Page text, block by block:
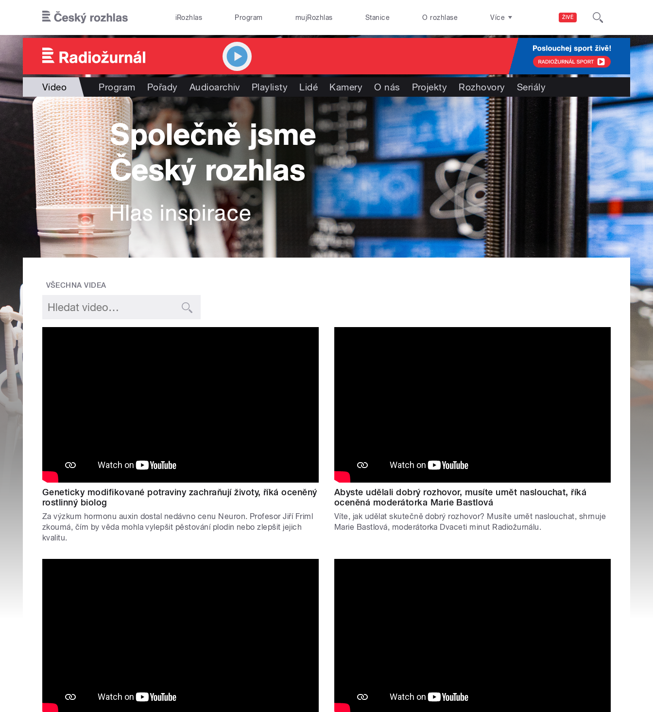
ŽIVĚ
iRozhlas Program mujRozhlas Stanice O rozhlase Více
Video Program Pořady Audioarchiv Playlisty Lidé Kamery O nás Projekty Rozhovory Seriály
VŠECHNA VIDEA
Geneticky modifikované potraviny zachraňují životy, říká oceněný
rostlinný biolog
Za výzkum hormonu auxin dostal nedávno cenu Neuron. Profesor Jiří Friml
zkoumá, čím by věda mohla vylepšit pěstování plodin nebo zlepšit jejich
kvalitu.
Abyste udělali dobrý rozhovor, musíte umět naslouchat, říká
oceněná moderátorka Marie Bastlová
Víte, jak udělat skutečně dobrý rozhovor? Musíte umět naslouchat, shrnuje
Marie Bastlová, moderátorka Dvaceti minut Radiožurnálu.